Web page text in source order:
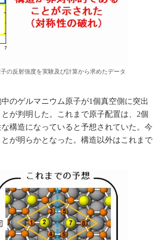
の反射強度を実験及び計算から求めたデータ
のゲルマニウム原子が1個真空側に突出
が判明した。これまで原子配置は、2個
構造になっていると予想されていた。今
が明らかとなった。構造以外はこれまで